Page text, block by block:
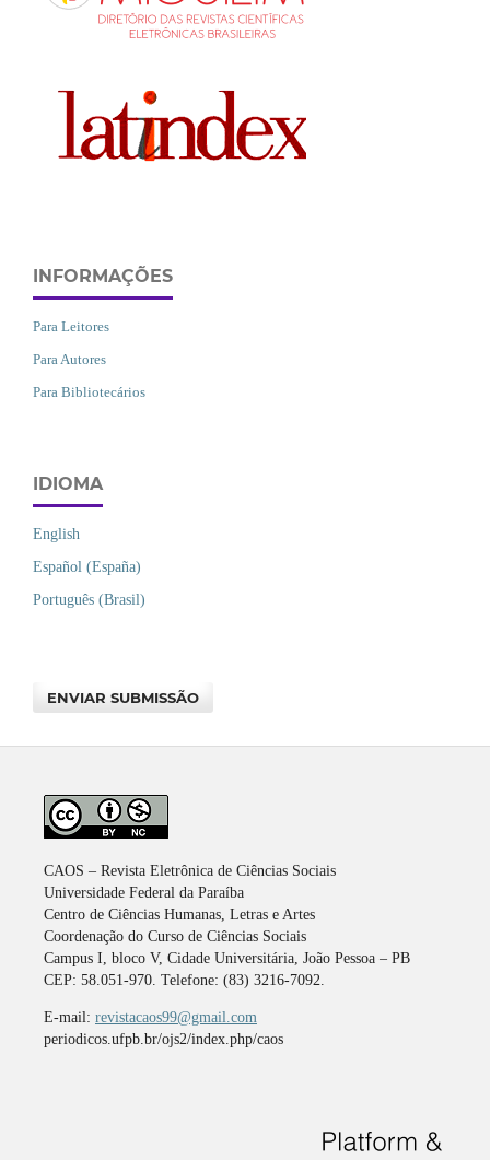
INFORMAÇÕES
Para Leitores
Para Autores
Para Bibliotecários
IDIOMA
English
Español (España)
Português (Brasil)
ENVIAR SUBMISSÃO
CAOS – Revista Eletrônica de Ciências Sociais
Universidade Federal da Paraíba
Centro de Ciências Humanas, Letras e Artes
Coordenação do Curso de Ciências Sociais
Campus I, bloco V, Cidade Universitária, João Pessoa – PB
CEP: 58.051-970. Telefone: (83) 3216-7092.
E-mail: revistacaos99@gmail.com
periodicos.ufpb.br/ojs2/index.php/caos